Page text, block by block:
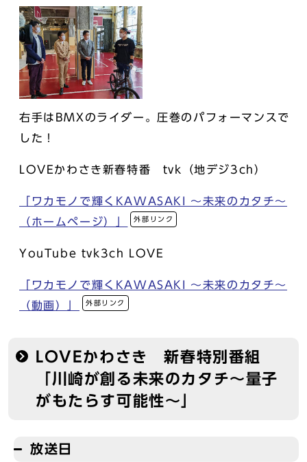
右手はBMXのライダー。圧巻のパフォーマンスで
した！
LOVEかわさき新春特番 tvk（地デジ3ch）
「ワカモノで輝くKAWASAKI ～未来のカタチ～
（ホームページ）」
外部リンク
YouTube tvk3ch LOVE
「ワカモノで輝くKAWASAKI ～未来のカタチ～
（動画）」
外部リンク
LOVEかわさき 新春特別番組
「川崎が創る未来のカタチ～量子
がもたらす可能性～」
放送日